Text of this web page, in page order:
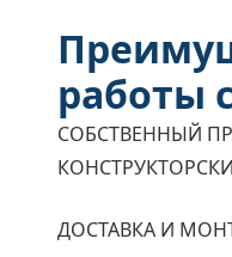
работы
СОБСТВЕННЫЙ
ДОСТАВКА И